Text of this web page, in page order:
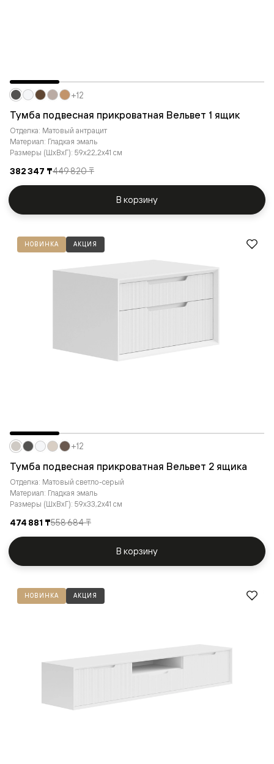
Тумба подвесная прикроватная Вельвет 1 ящик
Отделка: Матовый антрацит
Материал: Гладкая эмаль
Размеры (ШxВxГ): 59x22,2x41 см
382 347 ₸449 820 ₸
+12
В корзину
НОВИНКА АКЦИЯ
Тумба подвесная прикроватная Вельвет 2 ящика
Отделка: Матовый светло-серый
Материал: Гладкая эмаль
Размеры (ШxВxГ): 59x33,2x41 см
474 881 ₸558 684 ₸
+12
В корзину
НОВИНКА АКЦИЯ